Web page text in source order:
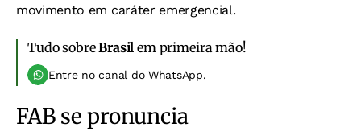
movimento em caráter emergencial.
Tudo sobreBrasil em primeira mão!
Entre no canal do WhatsApp.
FAB se pronuncia